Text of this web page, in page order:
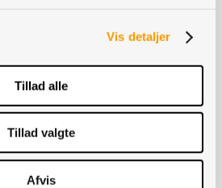
Vis detaljer
Tillad alle
Tillad valgte
Afvis
en verden til forskel på
fra dyr, hvis eneste formål er at
typiske danske oksekød, som for
er et højkvalitetsprodukt